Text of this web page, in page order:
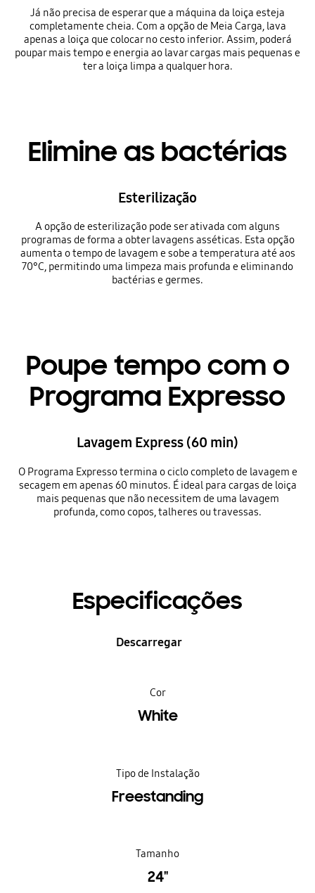
Já não precisa de esperar que a máquina da loiça esteja
completamente cheia. Com a opção de Meia Carga, lava
apenas a loiça que colocar no cesto inferior. Assim, poderá
poupar mais tempo e energia ao lavar cargas mais pequenas e
ter a loiça limpa a qualquer hora.
Elimine as bactérias
Esterilização
A opção de esterilização pode ser ativada com alguns
programas de forma a obter lavagens asséticas. Esta opção
aumenta o tempo de lavagem e sobe a temperatura até aos
70°C, permitindo uma limpeza mais profunda e eliminando
bactérias e germes.
Poupe tempo com o
Programa Expresso
Lavagem Express (60 min)
O Programa Expresso termina o ciclo completo de lavagem e
secagem em apenas 60 minutos. É ideal para cargas de loiça
mais pequenas que não necessitem de uma lavagem
profunda, como copos, talheres ou travessas.
Especificações
Descarregar
Cor
White
Tipo de Instalação
Freestanding
Tamanho
24"